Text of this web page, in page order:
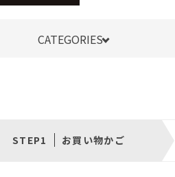
CATEGORIES
お買い物かご